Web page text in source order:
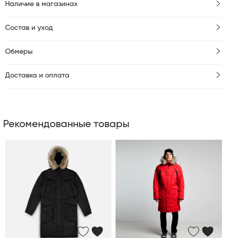
Наличие в магазинах
Состав и уход
Обмеры
Доставка и оплата
Рекомендованные товары